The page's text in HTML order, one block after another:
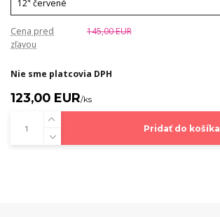
Cena pred
zľavou
145,00 EUR
Nie sme platcovia DPH
123,00 EUR/ks
Pridať do košíka